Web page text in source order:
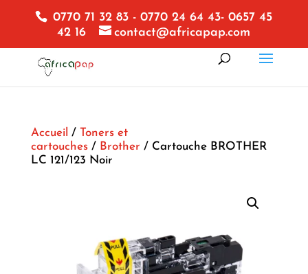
0770 71 32 83 - 0770 24 64 43- 0657 45
42 16
contact@africapap.com
Accueil / Toners et
cartouches/ Brother / Cartouche BROTHER
LC 121/123 Noir